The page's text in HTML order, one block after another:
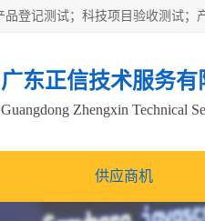
广东正信技术服务有
Guangdong Zhengxin Technical
供应商机